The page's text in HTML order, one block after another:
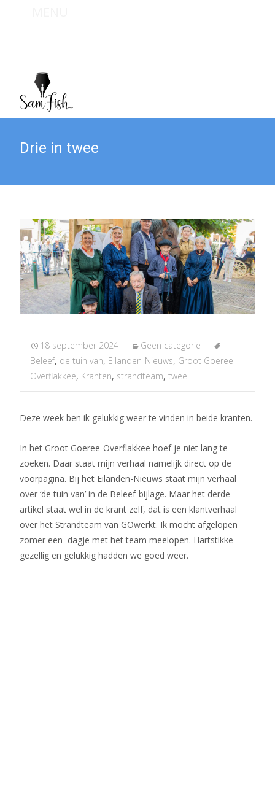
Drie in twee
18 september 2024
Geen categorie
Beleef, de tuin van, Eilanden-Nieuws, Groot Goeree-
Overflakkee, Kranten, strandteam, twee
Deze week ben ik gelukkig weer te vinden in beide kranten.
In het Groot Goeree-Overflakkee hoef je niet lang te
zoeken. Daar staat mijn verhaal namelijk direct op de
voorpagina. Bij het Eilanden-Nieuws staat mijn verhaal
over ‘de tuin van’ in de Beleef-bijlage. Maar het derde
artikel staat wel in de krant zelf, dat is een klantverhaal
over het Strandteam van GOwerkt. Ik mocht afgelopen
zomer een dagje met het team meelopen. Hartstikke
gezellig en gelukkig hadden we goed weer.